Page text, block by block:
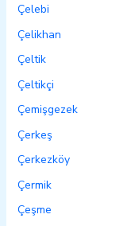
Çelebi
Çelikhan
Çeltik
Çeltikçi
Çemişgezek
Çerkeş
Çerkezköy
Çermik
Çeşme